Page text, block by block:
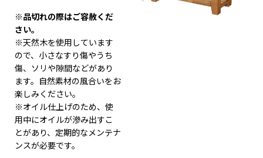
※品切れの際はご容赦くだ
さい。
※天然木を使用しています
ので、小さなすり傷やうち
傷、ソリや隙間などがあり
ます。自然素材の風合いをお
楽しみください。
※オイル仕上げのため、使
用中にオイルが滲み出すこ
とがあり、定期的なメンテナ
ンスが必要です。